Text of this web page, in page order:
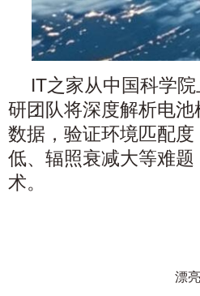
IT之家从中国科学
研团队将深度解析电
数据，验证环境匹配
低、辐照衰减大等难题
术。
漂亮